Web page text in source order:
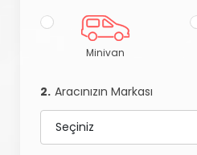
Minivan
2. Aracınızın Markası